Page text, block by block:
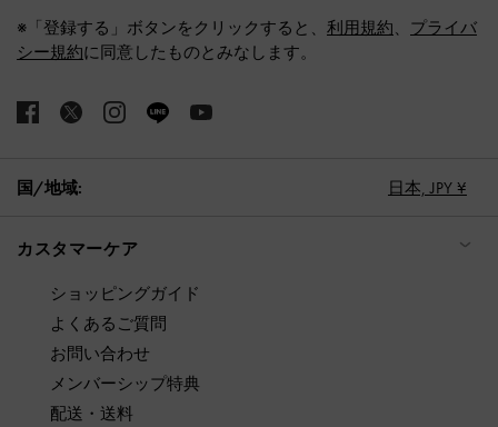
※「登録する」ボタンをクリックすると、 利用規約、 プライバ
シー規約に同意したものとみなします。
国/地域: 日本, JPY ¥
カスタマーケア
ショッピングガイド
よくあるご質問
お問い合わせ
メンバーシップ特典
配送・送料